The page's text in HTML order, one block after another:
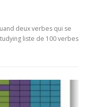
deux verbes qui se
liste de 100 verbes